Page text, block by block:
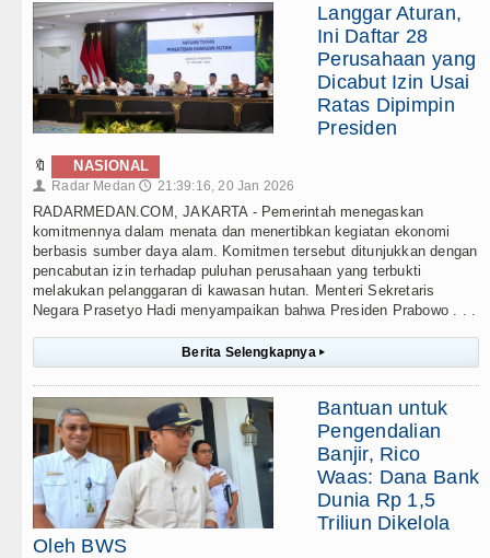
Langgar Aturan,
Ini Daftar 28
Perusahaan yang
Dicabut Izin Usai
Ratas Dipimpin
Presiden
🔖 NASIONAL
👤 Radar Medan 🕔 21:39:16, 20 Jan 2026
RADARMEDAN.COM, JAKARTA - Pemerintah menegaskan
komitmennya dalam menata dan menertibkan kegiatan ekonomi
berbasis sumber daya alam. Komitmen tersebut ditunjukkan dengan
pencabutan izin terhadap puluhan perusahaan yang terbukti
melakukan pelanggaran di kawasan hutan. Menteri Sekretaris
Negara Prasetyo Hadi menyampaikan bahwa Presiden Prabowo . . .
Berita Selengkapnya ▸
Bantuan untuk
Pengendalian
Banjir, Rico
Waas: Dana Bank
Dunia Rp 1,5
Triliun Dikelola
Oleh BWS